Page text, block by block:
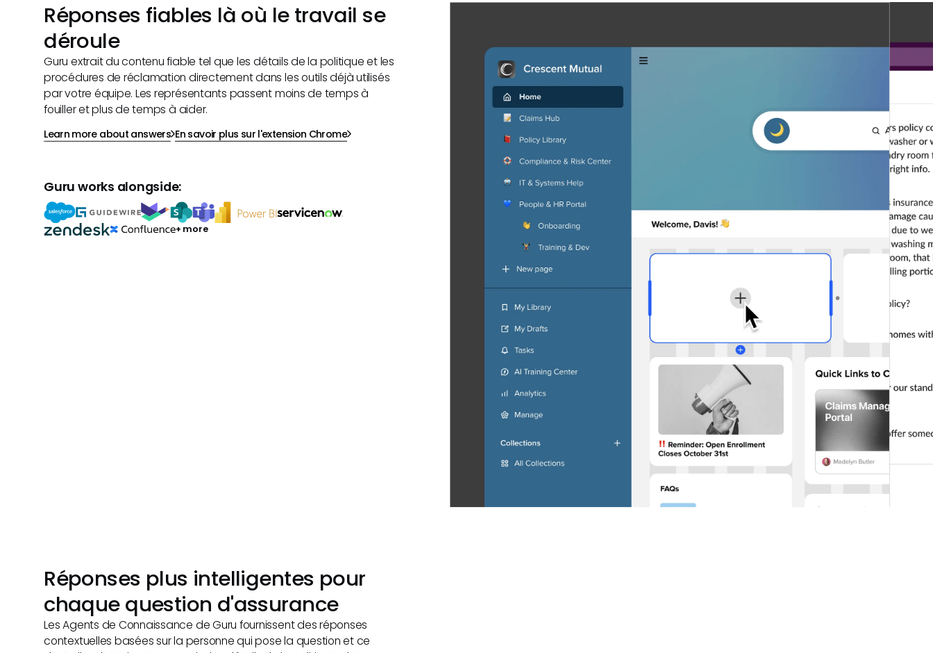
Réponses fiables là où le travail se
déroule
Guru extrait du contenu fiable tel que les détails de la politique et les
procédures de réclamation directement dans les outils déjà utilisés
par votre équipe. Les représentants passent moins de temps à
fouiller et plus de temps à aider.
Learn more about answers En savoir plus sur l'extension Chrome
Guru works alongside:
+ more
Réponses plus intelligentes pour
chaque question d'assurance
Les Agents de Connaissance de Guru fournissent des réponses
contextuelles basées sur la personne qui pose la question et ce